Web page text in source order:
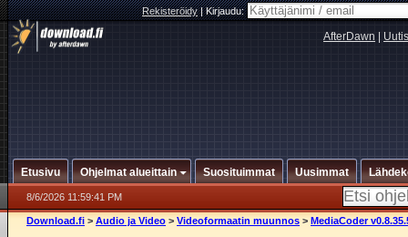
Rekisteröidy|Kirjaudu:
AfterDawn
Etusivu Ohjelmat alueittain Suosituimmat Uusimmat
8/6/2026 11:59:41 PM
Download.fi > Audio ja Video > Videoformaatin muunnos > MediaCoder